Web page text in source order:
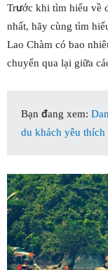
Trước khi tìm hiểu về
nhất, hãy cùng tìm
Lao Chàm có bao
chuyển qua lại giữa
Bạn đang xem:
du khách yêu thích